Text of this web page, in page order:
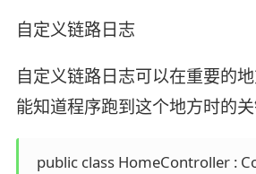
自定义链路日志
自定义链路日志可以在重要的
能知道程序跑到这个地方时的关
public class HomeController :